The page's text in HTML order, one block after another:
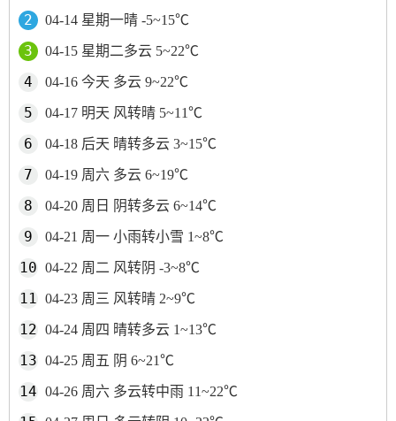
04-14 星期一晴 -5~15℃
04-15 星期二多云 5~22℃
04-16 今天 多云 9~22℃
04-17 明天 风转晴 5~11℃
04-18 后天 晴转多云 3~15℃
04-19 周六 多云 6~19℃
04-20 周日 阴转多云 6~14℃
04-21 周一 小雨转小雪 1~8℃
04-22 周二 风转阴 -3~8℃
04-23 周三 风转晴 2~9℃
04-24 周四 晴转多云 1~13℃
04-25 周五 阴 6~21℃
04-26 周六 多云转中雨 11~22℃